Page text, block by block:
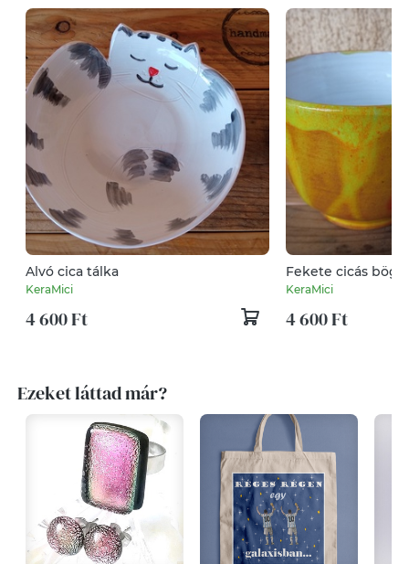
Alvó cica tálka
KeraMici
4 600 Ft
Fekete cicás
KeraMici
4 600 Ft
Ezeket láttad már?